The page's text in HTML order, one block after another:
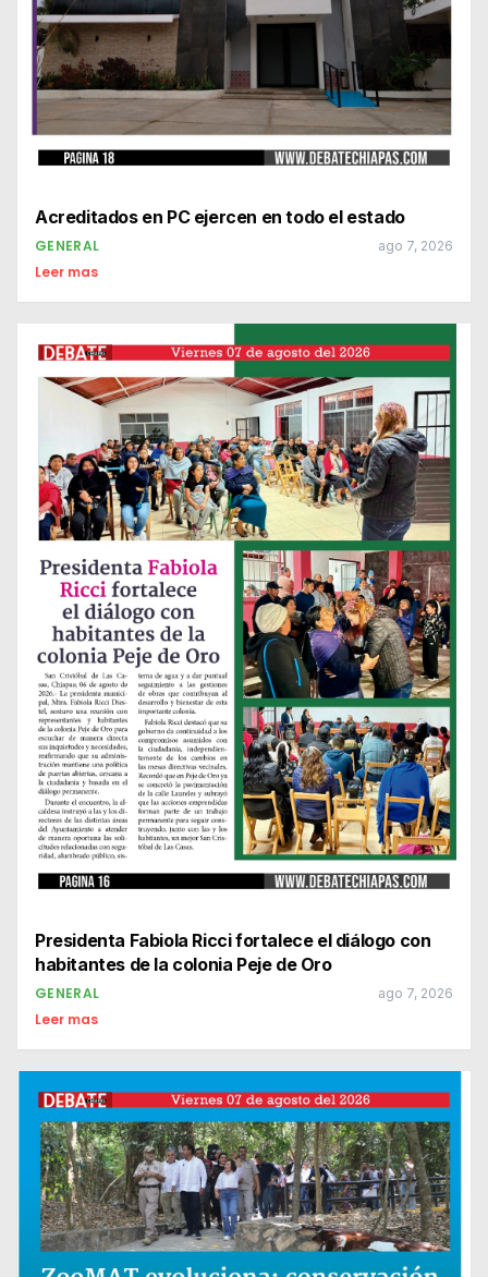
Acreditados en PC ejercen en todo el estado
GENERAL ago 7, 2026
Leer mas
Presidenta Fabiola Ricci fortalece el diálogo con
habitantes de la colonia Peje de Oro
GENERAL ago 7, 2026
Leer mas